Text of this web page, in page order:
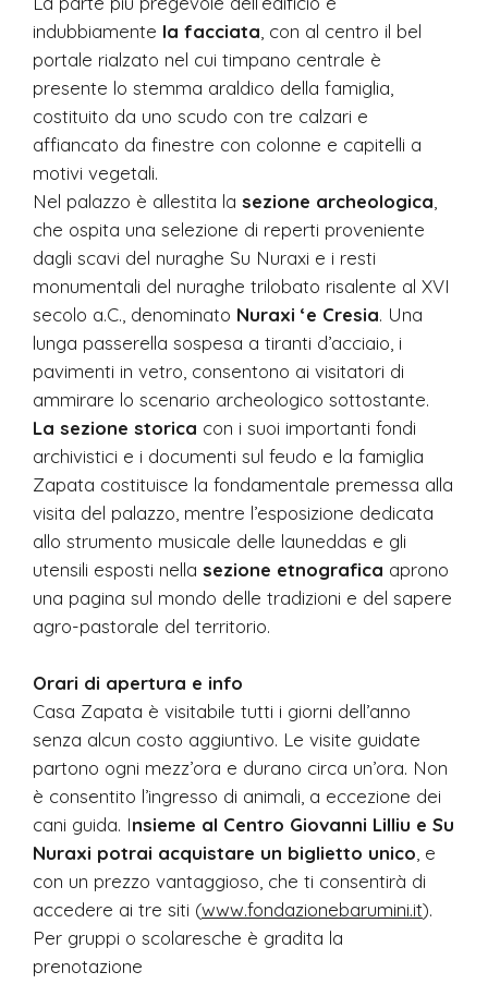
indubbiamente la facciata , con al centro il bel
portale rialzato nel cui timpano centrale è
presente lo stemma araldico della famiglia,
costituito da uno scudo con tre calzari e
affiancato da finestre con colonne e capitelli a
motivi vegetali.
Nel palazzo è allestita la sezione archeologica
che ospita una selezione di reperti proveniente
dagli scavi del nuraghe Su Nuraxi e i resti
monumentali del nuraghe trilobato risalente al XVI
secolo a.C., denominato Nuraxi ‘e Cresia. Una
lunga passerella sospesa a tiranti d’acciaio, i
pavimenti in vetro, consentono ai visitatori di
ammirare lo scenario archeologico sottostante.
La sezione storica con i suoi importanti fondi
archivistici e i documenti sul feudo e la famiglia
Zapata costituisce la fondamentale premessa alla
visita del palazzo, mentre l’esposizione dedicata
allo strumento musicale delle launeddas e gli
utensili esposti nella sezione etnografica aprono
una pagina sul mondo delle tradizioni e del sapere
agro-pastorale del territorio.
Orari di apertura e info
Casa Zapata è visitabile tutti i giorni dell’anno
senza alcun costo aggiuntivo. Le visite guidate
partono ogni mezz’ora e durano circa un’ora. Non
è consentito l’ingresso di animali, a eccezione dei
cani guida. Insieme al Centro Giovanni Lilliu e Su
Nuraxi potrai acquistare un biglietto unico , e
con un prezzo vantaggioso, che ti consentirà di
accedere ai tre siti (www.fondazionebarumini.it).
Per gruppi o scolaresche è gradita la
prenotazione